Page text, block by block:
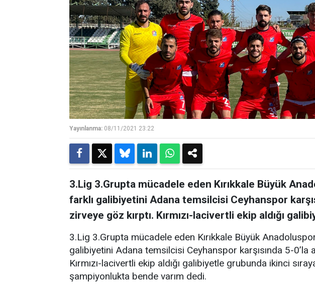
Yayınlanma: 08/11/2021 23:22
3.Lig 3.Grupta mücadele eden Kırıkkale Büyük
farklı galibiyetini Adana temsilcisi Ceyhanspor
zirveye göz kırptı. Kırmızı-lacivertli ekip aldığı
3.Lig 3.Grupta mücadele eden Kırıkkale Büyük
galibiyetini Adana temsilcisi Ceyhanspor karşısında 5-0’la
Kırmızı-lacivertli ekip aldığı galibiyetle grubunda ikinci
şampiyonlukta bende varım dedi.